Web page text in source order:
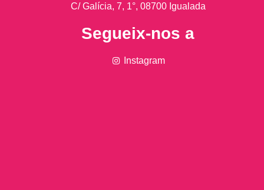
C/ Galícia, 7, 1°, 08700 Igualada
Segueix-nos a
Instagram